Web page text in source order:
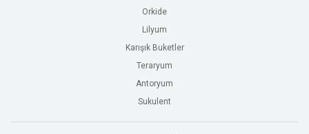
Orkide
Lilyum
Karışık Buketler
Teraryum
Antoryum
Sukulent